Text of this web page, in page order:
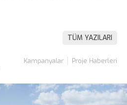
TÜM YAZILARI
Kampanyalar Proje Haberleri